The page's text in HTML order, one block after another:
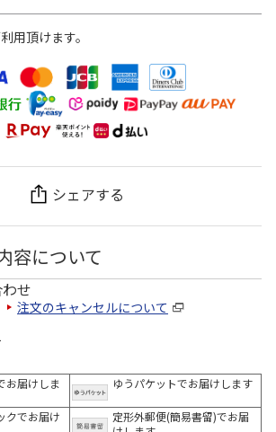
用頂けます。
シェアする
容について
せ
注文のキャンセルについて
お届けしま
ゆうパケットでお届けします
クでお届け
定形外郵便(簡易書留)でお届